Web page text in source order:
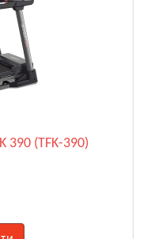
390 (TFK-390)